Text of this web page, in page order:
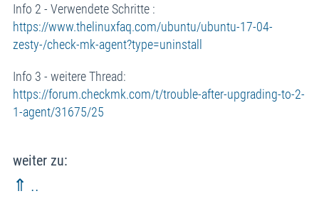
Info 2 - Verwendete Schritte :
https://www.thelinuxfaq.com/ubuntu/ubuntu-17-04-
zesty-/check-mk-agent?type=uninstall
Info 3 - weitere Thread:
https://forum.checkmk.com/t/trouble-after-upgrading-to-2-
1-agent/31675/25
weiter zu:
⇑ ..